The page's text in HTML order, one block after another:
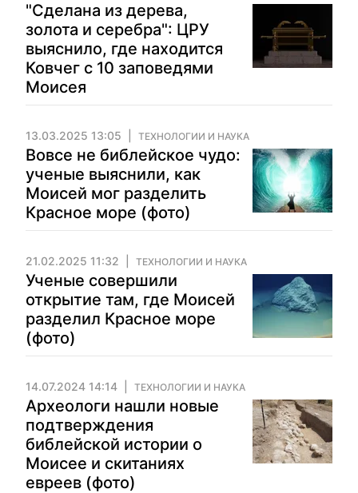
"Сделана из дерева,
золота и серебра": ЦРУ
выяснило, где находится
Ковчег с 10 заповедями
Моисея
13.03.2025 13:05 ТЕХНОЛОГИИ И НАУКА
Вовсе не библейское чудо:
ученые выяснили, как
Моисей мог разделить
Красное море (фото)
21.02.2025 11:32 ТЕХНОЛОГИИ И НАУКА
Ученые совершили
открытие там, где Моисей
разделил Красное море
(фото)
14.07.2024 14:14 ТЕХНОЛОГИИ И НАУКА
Археологи нашли новые
подтверждения
библейской истории о
Моисее и скитаниях
евреев (фото)